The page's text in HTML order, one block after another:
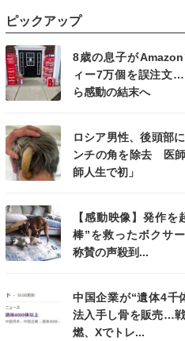
ピックアップ
8歳の息子が
ィー7万個を誤注文
ら感動の結末へ
ロシア男性、後頭部
ンチの角を除去 医
師人生で初」
【感動映像】発作を
棒”を救ったボクサ
称賛の声殺到...
中国企業が“遺体4千
法入手し骨を販売…
燃、Xでトレ...